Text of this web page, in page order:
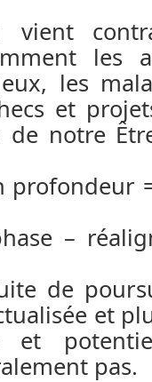
les
les
et
de notre
profondeur
–
de
et
et
pas.